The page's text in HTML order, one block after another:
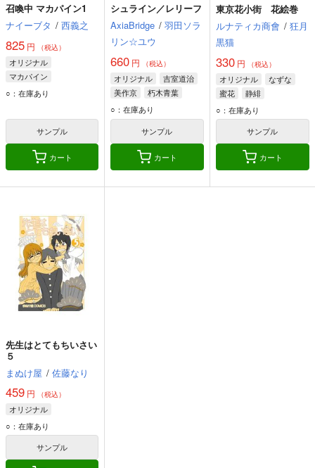
召喚中 マカパイン1
ナイーブタ / 西義之
825 円 （税込）
オリジナル
マカパイン
○：在庫あり
サンプル
カート
シュライン／レリーフ
AxiaBridge / 羽田ソラ
リン☆ユウ
660 円 （税込）
オリジナル
吉室道治
美作京
朽木青葉
○：在庫あり
サンプル
カート
東京花小街 花絵巻
ルナティカ商會 / 狂月
黒猫
330円 （税込）
オリジナル
なずな
蜜花
静緋
○：在庫あり
サンプル
カート
先生はとてもちいさい
５
まぬけ屋 / 佐藤なり
459 円 （税込）
オリジナル
○：在庫あり
サンプル